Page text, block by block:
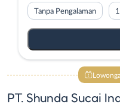
Tanpa Pengalaman
PT. Shunda Sucai